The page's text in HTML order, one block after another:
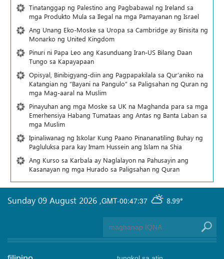
Tinatanggap ng Palestino ang Pagbabawal ng Ireland sa
mga Produkto Mula sa Ilegal na mga Pamayanan ng Israel
Ang Unang Eko-Moske sa Uropa sa Cambridge ay Binisita ng
Monarko ng United Kingdom
Pinuri ni Papa Leo ang Kasunduang Iran-US Bilang Daan
Tungo sa Kapayapaan
Opisyal, Binibigyang-diin ang Pagpapakilala sa Qur’aniko na
Katangian ng “Bayani na Pangulo” sa Paligsahan ng Quran ng
mga Mag-aaral na Muslim
Pinayuhan ang mga Moske sa UK na Maghanda para sa mga
Emerhensiya Habang Tumataas ang Antas ng Banta Laban sa
mga Muslim
Ipinaliwanag ng Iskolar Kung Paano Pinananatiling Buhay ng
Pagluluksa para kay Imam Hussein ang Islam na Shia
Ang Kurso sa Karbala ay Naglalayon na Pahusayin ang
Kasanayan ng mga Hurado sa Paligsahan ng Quran
GMT-00:47:37 8.99°
Sunday 09 August 2026 ,